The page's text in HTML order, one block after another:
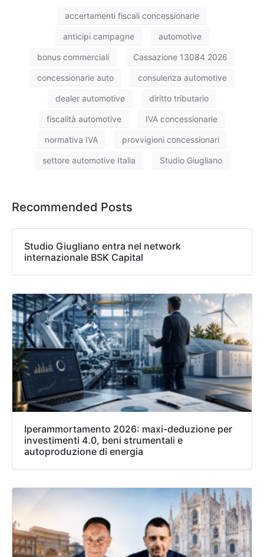
accertamenti fiscali concessionarie
anticipi campagne automotive
bonus commerciali Cassazione 13084 2026
concessionarie auto consulenza automotive
dealer automotive diritto tributario
fiscalità automotive IVA concessionarie
normativa IVA provvigioni concessionari
settore automotive Italia Studio Giugliano
Recommended Posts
Studio Giugliano entra nel network
internazionale BSK Capital
Iperammortamento 2026: maxi-deduzione per
investimenti 4.0, beni strumentali e
autoproduzione di energia